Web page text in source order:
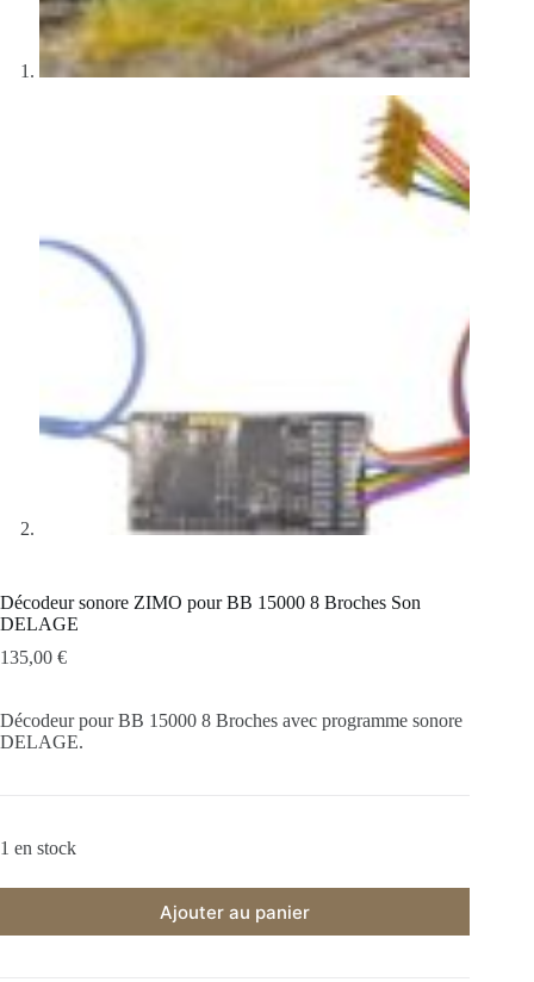
Décodeur sonore ZIMO pour BB 15000 8 Broches Son
DELAGE
135,00 €
Décodeur pour BB 15000 8 Broches avec programme sonore
DELAGE.
1 en stock
Ajouter au panier